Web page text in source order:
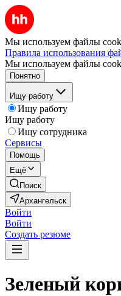
Мы используем файлы
Правила использования
Мы используем файлы
Понятно
Ищу работу
Ищу работу
Ищу работу
Ищу сотрудника
Сервисы
Помощь
Ещё
Поиск
Архангельск
Войти
Войти
Создать резюме
Зеленый